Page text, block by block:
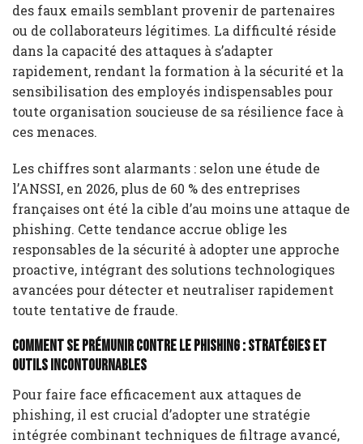
des faux emails semblant provenir de partenaires
ou de collaborateurs légitimes. La difficulté réside
dans la capacité des attaques à s’adapter
rapidement, rendant la formation à la sécurité et la
sensibilisation des employés indispensables pour
toute organisation soucieuse de sa résilience face à
ces menaces.
Les chiffres sont alarmants : selon une étude de
l’ANSSI, en 2026, plus de 60 % des entreprises
françaises ont été la cible d’au moins une attaque de
phishing. Cette tendance accrue oblige les
responsables de la sécurité à adopter une approche
proactive, intégrant des solutions technologiques
avancées pour détecter et neutraliser rapidement
toute tentative de fraude.
Comment se prémunir contre le phishing : stratégies et
outils incontournables
Pour faire face efficacement aux attaques de
phishing, il est crucial d’adopter une stratégie
intégrée combinant techniques de filtrage avancé,